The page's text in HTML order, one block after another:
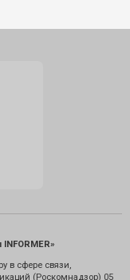
в сфере связи,
(Роскомнадзор) 05